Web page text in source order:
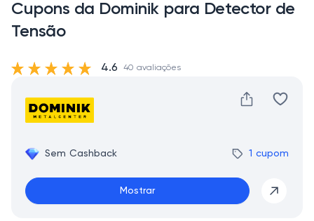
Cupons da Dominik para Detector de
Tensão
Sem Cashback 1 cupom
Mostrar
4.6 40 avaliações